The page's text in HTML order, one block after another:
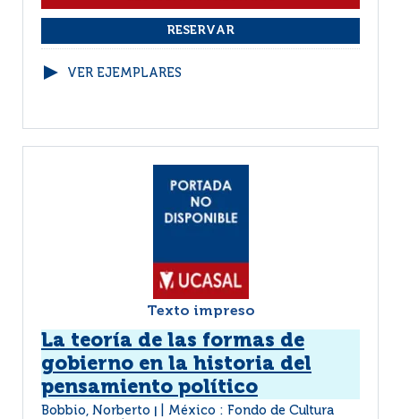
VER EJEMPLARES
Texto impreso
La teoría de las formas de
gobierno en la historia del
pensamiento político
Bobbio, Norberto
México : Fondo de Cultura